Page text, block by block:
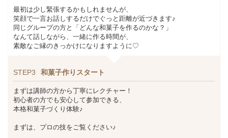
最初は少し緊張するかもしれませんが、
笑顔で一言お話しするだけでぐっと距離が近づきます♪
同じグループの方と「どんな和菓子を作るのかな？」
なんて話しながら、一緒に作る時間が、
素敵なご縁のきっかけになりますように♡
STEP3 和菓子作りスタート
まずは講師の方から丁寧にレクチャー！
初心者の方でも安心して参加できる、
本格和菓子づくり体験♪
まずは、プロの技をご覧ください♪